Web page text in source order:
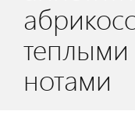
теплыми
нотами